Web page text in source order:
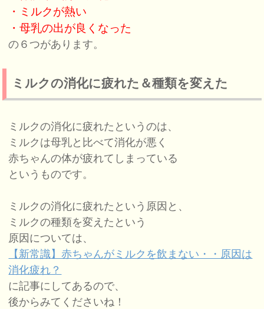
・ミルクが熱い
・母乳の出が良くなった
の６つがあります。
ミルクの消化に疲れた＆種類を変えた
ミルクの消化に疲れたというのは、
ミルクは母乳と比べて消化が悪く
赤ちゃんの体が疲れてしまっている
というものです。
ミルクの消化に疲れたという原因と、
ミルクの種類を変えたという
原因については、
【新常識】赤ちゃんがミルクを飲まない・・原因は
消化疲れ？
に記事にしてあるので、
後からみてくださいね！